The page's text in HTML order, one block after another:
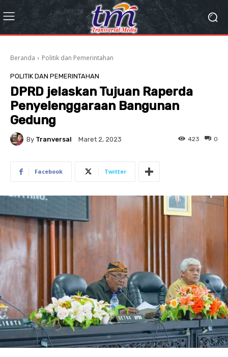
Beranda Politik dan Pemerintahan
POLITIK DAN PEMERINTAHAN
DPRD jelaskan Tujuan Raperda
Penyelenggaraan Bangunan
Gedung
By Tranversal Maret 2, 2023 0
423
Facebook Twitter